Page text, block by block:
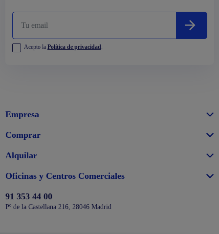
Acepto la Política de privacidad
Empresa
Comprar
Alquilar
Oficinas y Centros Comerciales
91 353 44 00
Pº de la Castellana 216, 28046 Madrid